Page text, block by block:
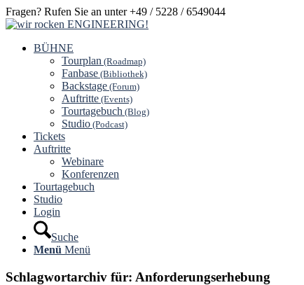
Fragen? Rufen Sie an unter +49 / 5228 / 6549044
BÜHNE
Tourplan (Roadmap)
Fanbase (Bibliothek)
Backstage (Forum)
Auftritte (Events)
Tourtagebuch (Blog)
Studio (Podcast)
Tickets
Auftritte
Webinare
Konferenzen
Tourtagebuch
Studio
Login
Suche
Menü Menü
Schlagwortarchiv für: Anforderungserhebung